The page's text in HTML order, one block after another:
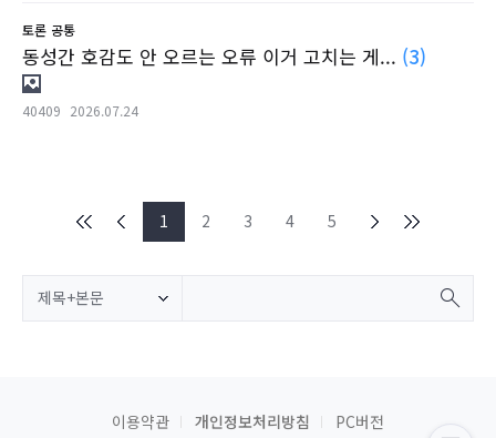
토론 공통
동성간 호감도 안 오르는 오류 이거 고치는 게... (3)
40409 2026.07.24
1 2 3 4 5
제목+본문
이용약관 개인정보처리방침 PC버전